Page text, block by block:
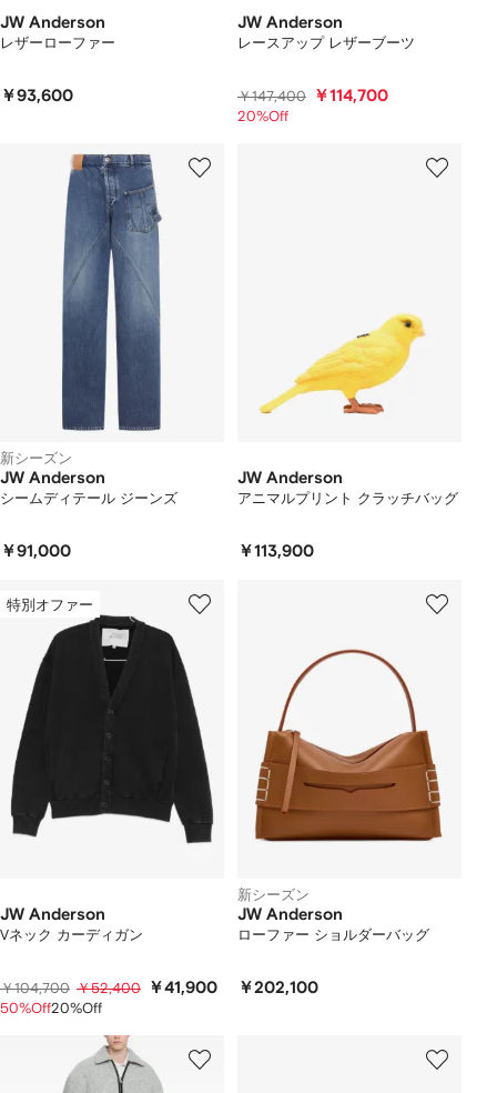
JW Anderson
レザーローファー
￥93,600
JW Anderson
レースアップ レザーブーツ
￥147,400 ￥114,700
20%Off
新シーズン
JW Anderson
シームディテール ジーンズ
￥91,000
JW Anderson
アニマルプリント クラッチバッグ
￥113,900
特別オファー
JW Anderson
Vネック カーディガン
￥104,700 ￥52,400 ￥41,900
50%Off20%Off
新シーズン
JW Anderson
ローファー ショルダーバッグ
￥202,100